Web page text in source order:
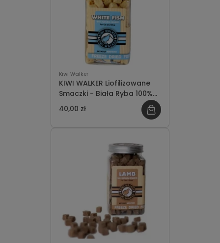
Kiwi Walker
KIWI WALKER Liofilizowane
Smaczki - Biała Ryba 100%
70g
40,00 zł